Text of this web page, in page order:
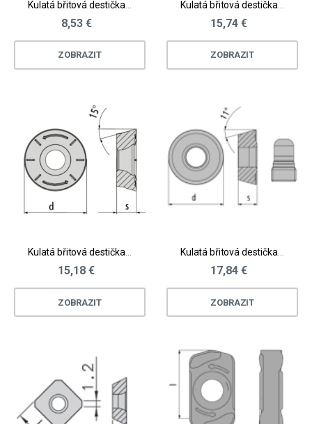
8,53 €
ZOBRAZIT
15,74 €
ZOBRAZIT
Kulatá břitová destička - neželezné materiály
15,18 €
ZOBRAZIT
Kulatá břitová destička Spinworx® - nerez, těžkoobrobitelné materiály
17,84 €
ZOBRAZIT